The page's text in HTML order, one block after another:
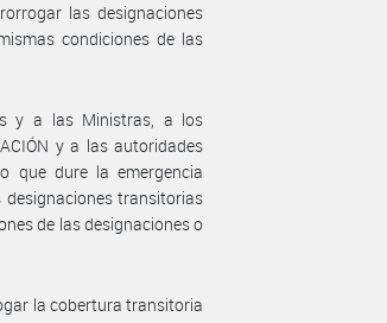
las designaciones
condiciones de las
y a las Ministras, a los
y a las autoridades
que dure la emergencia
transitorias
de las designaciones o
la cobertura transitoria